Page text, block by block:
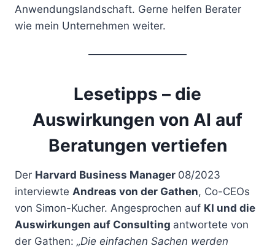
Anwendungslandschaft. Gerne helfen Berater
wie mein Unternehmen weiter.
Lesetipps – die
Auswirkungen von AI auf
Beratungen vertiefen
Der Harvard Business Manager 08/2023
interviewte Andreas von der Gathen, Co-CEOs
von Simon-Kucher. Angesprochen auf KI und die
Auswirkungen auf Consulting antwortete von
der Gathen: „Die einfachen Sachen werden